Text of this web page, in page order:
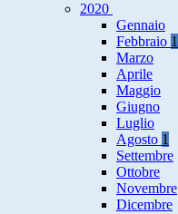
2020
Gennaio
Febbraio 1
Marzo
Aprile
Maggio
Giugno
Luglio
Agosto 1
Settembre
Ottobre
Novembre
Dicembre